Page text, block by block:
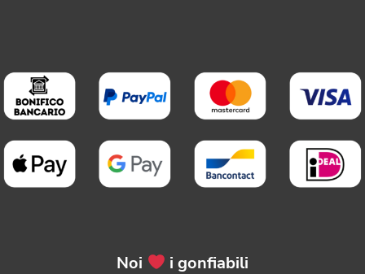
Noi i gonfiabili